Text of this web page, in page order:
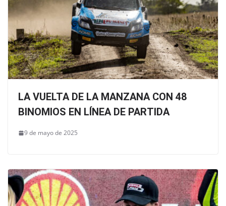
LA VUELTA DE LA MANZANA CON 48
BINOMIOS EN LÍNEA DE PARTIDA
9 de mayo de 2025